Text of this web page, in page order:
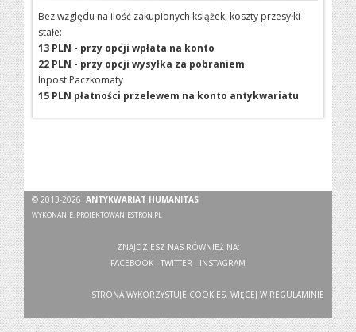
Bez względu na ilość zakupionych książek, koszty przesyłki
stałe:
13 PLN - przy opcji wpłata na konto
22 PLN - przy opcji wysyłka za pobraniem
Inpost Paczkomaty
15 PLN płatności przelewem na konto antykwariatu
© 2013-2026ANTYKWARIAT HUMANITAS
WYKONANIE: PROJEKTOWANIESTRON.PL
ZNAJDZIESZ NAS RÓWNIEŻ NA:
FACEBOOK - TWITTER - INSTAGRAM
STRONA WYKORZYSTUJE COOKIES. WIĘCEJ W REGULAMINIE